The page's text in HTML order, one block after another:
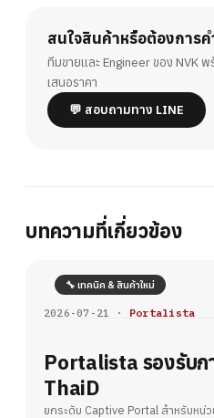
สนใจสินค้าหรือต้องการ
ทีมขายและ Engineer ของ NVK
เสนอราคา
💬 สอบถามทาง LINE
บทความที่เกี่ยวข้อง
🔧 เทคนิค & สินค้าใหม่
2026-07-21 · Portalista
Portalista รองรับก
ThaiD
ยกระดับ Captive Portal สำหรับหน่